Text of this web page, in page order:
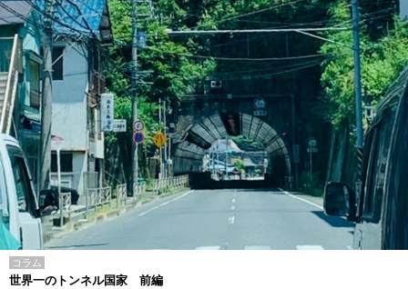
コラム
世界一のトンネル国家 前編